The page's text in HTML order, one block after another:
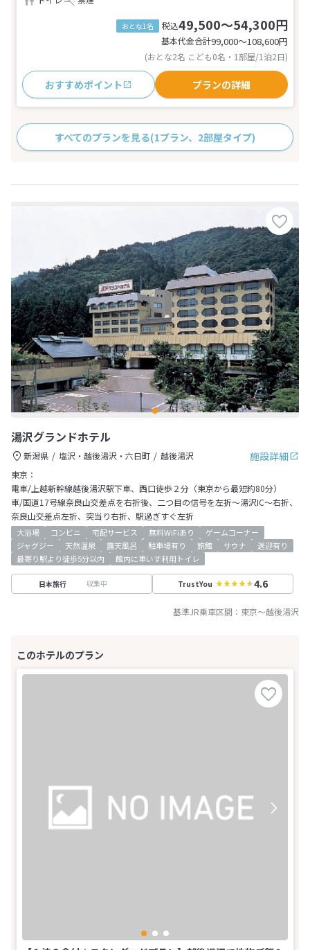
おとな1名 税込49,500～54,300円
基本代金合計99,000〜108,600円
(おとな2名 こども0名・1部屋/1泊2日)
おすすめポイント プランの詳細
すべてのプランを見る(1プラン、2部屋タイプ)
湯沢グランドホテル
施設詳細
新潟県 塩沢・越後湯沢・六日町
越後湯沢
東京：
電車/上越新幹線越後湯沢駅下車、西口徒歩２分（東京から最短約80分）
車/国道17号線奈良山交差点を右折後、二つ目の信号を左折～湯沢IC～右折、
奈良山交差点左折、突当り右折、駅過ぎすぐ左折
大浴場 コンビニ 宅配サービス 無料WiFiあり
ゲームコーナー
ジャグジー
天然温泉 露天風呂 駐車場有り 旅館 サウナ
送迎有り
最寄り駅より徒歩5分以内
館内に車いす利用トイレ
日本旅行 収集中 TrustYou 4.6
基準JR乗車区間： 東京～越後湯沢